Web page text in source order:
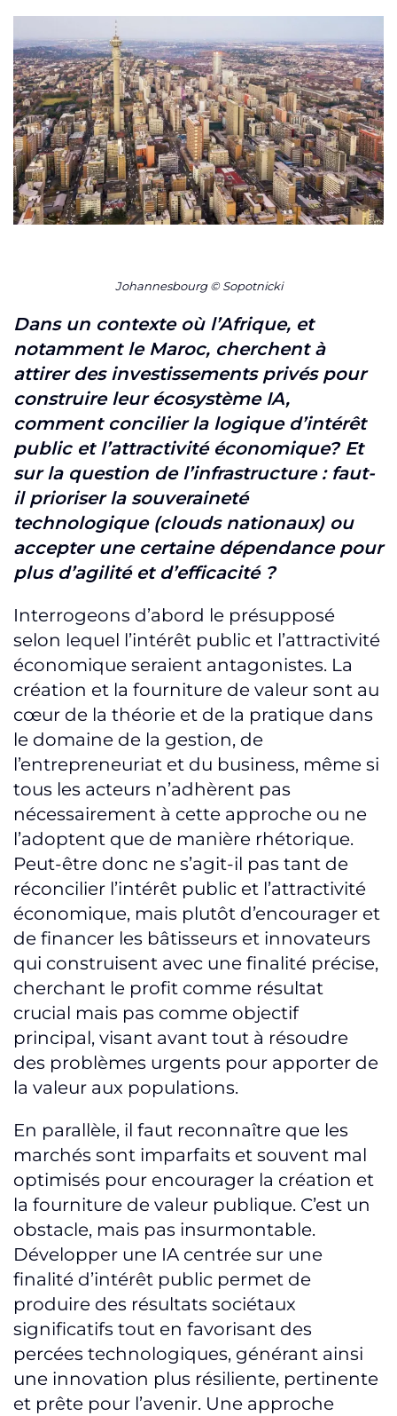
Johannesbourg © Sopotnicki
Dans un contexte où l’Afrique, et
notamment le Maroc, cherchent à
attirer des investissements privés pour
construire leur écosystème IA,
comment concilier la logique d’intérêt
public et l’attractivité économique? Et
sur la question de l’infrastructure : faut-
il prioriser la souveraineté
technologique (clouds nationaux) ou
accepter une certaine dépendance pour
plus d’agilité et d’efficacité ?
Interrogeons d’abord le présupposé
selon lequel l’intérêt public et l’attractivité
économique seraient antagonistes. La
création et la fourniture de valeur sont au
cœur de la théorie et de la pratique dans
le domaine de la gestion, de
l’entrepreneuriat et du business, même si
tous les acteurs n’adhèrent pas
nécessairement à cette approche ou ne
l’adoptent que de manière rhétorique.
Peut-être donc ne s’agit-il pas tant de
réconcilier l’intérêt public et l’attractivité
économique, mais plutôt d’encourager et
de financer les bâtisseurs et innovateurs
qui construisent avec une finalité précise,
cherchant le profit comme résultat
crucial mais pas comme objectif
principal, visant avant tout à résoudre
des problèmes urgents pour apporter de
la valeur aux populations.
En parallèle, il faut reconnaître que les
marchés sont imparfaits et souvent mal
optimisés pour encourager la création et
la fourniture de valeur publique. C’est un
obstacle, mais pas insurmontable.
Développer une IA centrée sur une
finalité d’intérêt public permet de
produire des résultats sociétaux
significatifs tout en favorisant des
percées technologiques, générant ainsi
une innovation plus résiliente, pertinente
et prête pour l’avenir. Une approche